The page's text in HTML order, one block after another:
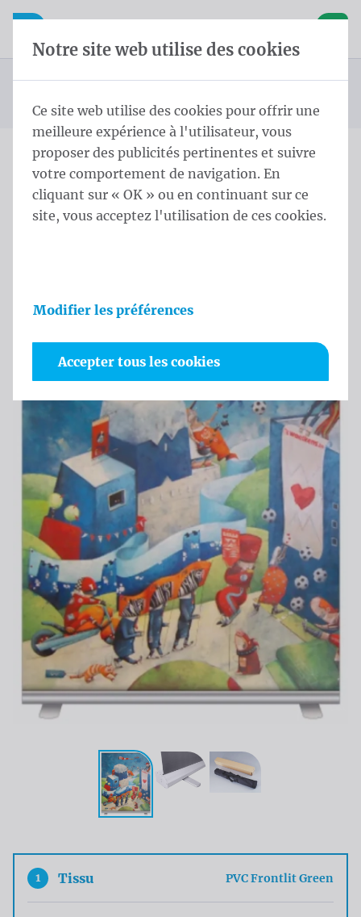
Skip content
Sauter la sélection de la langue
Ouvrir la navigation mobile
Vous êtes ici :
Roll-up display
Roll Up Large PVC Frontlit Green 300x200 cm
Roll Up Large PVC Frontlit
Green 300x200 cm
1 Tissu PVC Frontlit Green
Notre site web utilise des cookies
Ce site web utilise des cookies pour offrir une
meilleure expérience à l'utilisateur, vous
proposer des publicités pertinentes et suivre
votre comportement de navigation. En
cliquant sur « OK » ou en continuant sur ce
site, vous acceptez l'utilisation de ces cookies.
Modifier les préférences
Accepter tous les cookies